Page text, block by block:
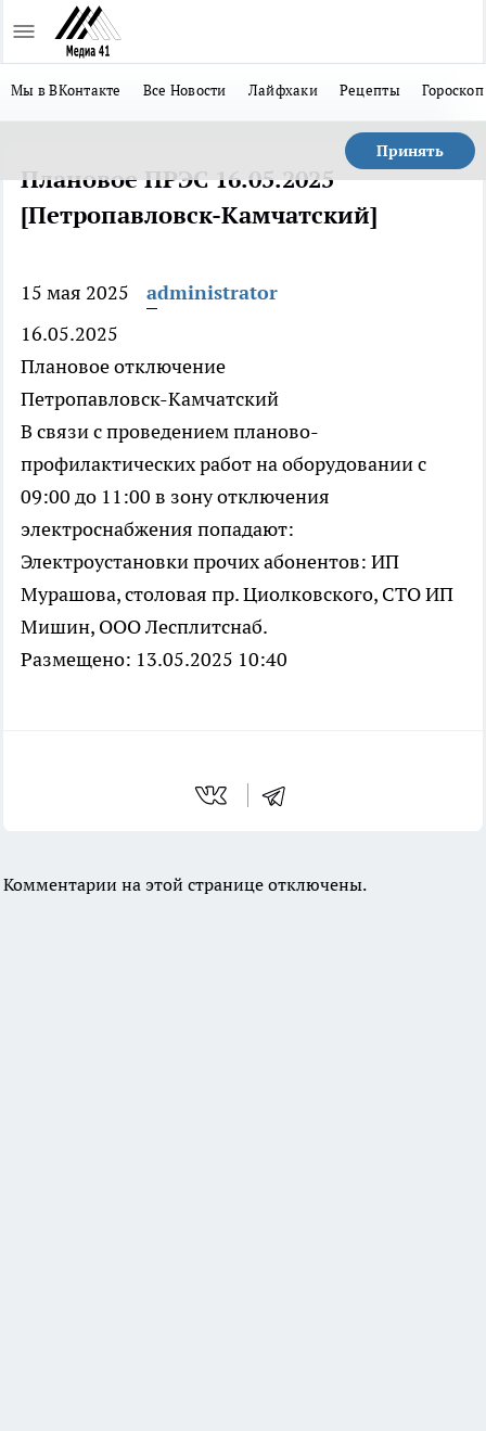
Мы в ВКонтакте Все Новости Лайфхаки Рецепты Гороскоп
Принять
Плановое ПРЭС 16.05.2025
[Петропавловск-Камчатский]
15 мая 2025
administrator
16.05.2025
Плановое отключение
Петропавловск-Камчатский
В связи с проведением планово-
профилактических работ на оборудовании с
09:00 до 11:00 в зону отключения
электроснабжения попадают:
Электроустановки прочих абонентов: ИП
Мурашова, столовая пр. Циолковского, СТО ИП
Мишин, ООО Лесплитснаб.
Размещено: 13.05.2025 10:40
Комментарии на этой странице отключены.